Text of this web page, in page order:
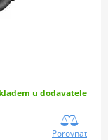
u dodavatele
Porovnat